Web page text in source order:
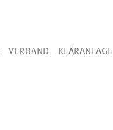
VERBAND KLÄRANLAGE